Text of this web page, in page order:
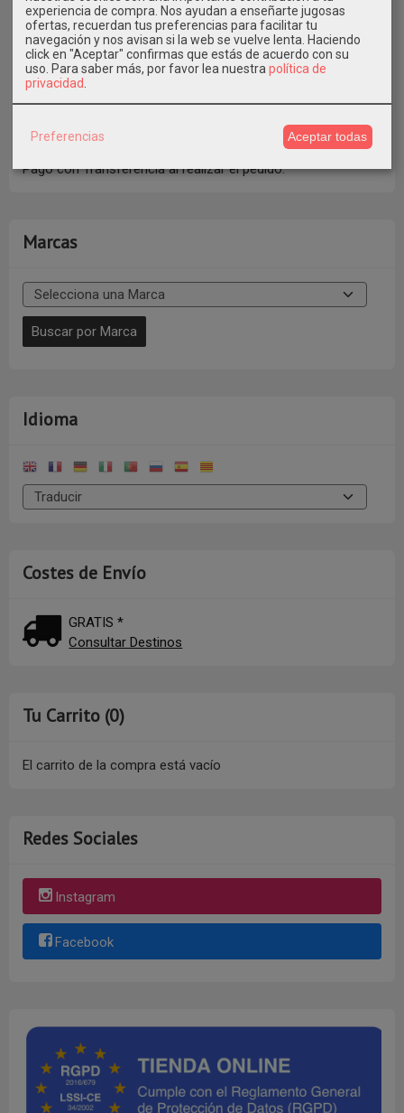
También puedes pagar con Bizum al Tfno. 609546971
indicando en Concepto el Nº de Pedido * Elige la Opción de
Pago con Transferencia al realizar el pedido.
Marcas
Idioma
Costes de Envío
GRATIS *
Consultar Destinos
Tu Carrito (0)
El carrito de la compra está vacío
Redes Sociales
Instagram
Facebook
experiencia de compra. Nos ayudan a enseñarte jugosas
ofertas, recuerdan tus preferencias para facilitar tu
navegación y nos avisan si la web se vuelve lenta. Haciendo
click en "Aceptar" confirmas que estás de acuerdo con su
uso. Para saber más, por favor lea nuestra política de
privacidad
Preferencias Aceptar todas